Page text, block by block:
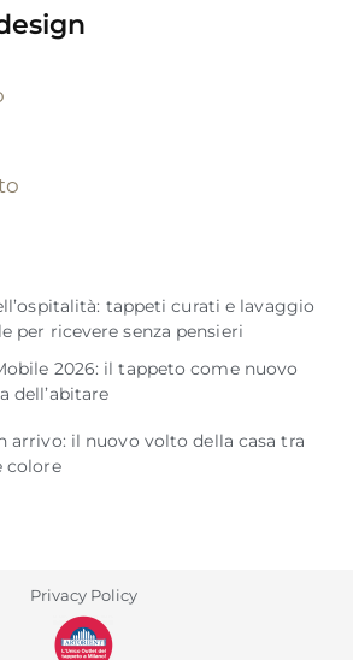
tappeti curati e lavaggio
per ricevere senza pensieri
2026: il tappeto come nuovo
dell’abitare
arrivo: il nuovo volto della casa tra
colore
Privacy Policy